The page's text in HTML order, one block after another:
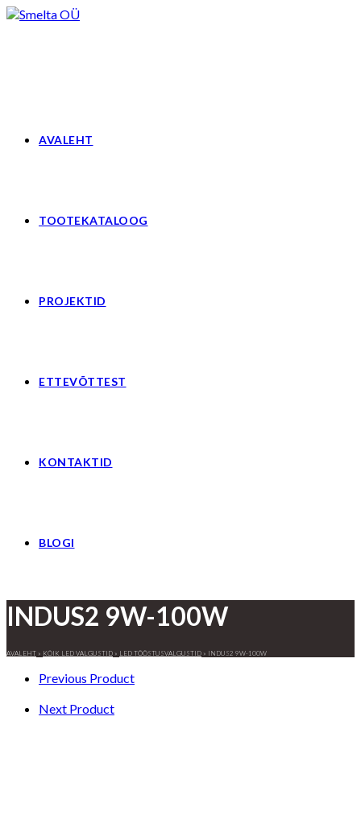
Skip
AVALEHT
TOOTEKATALOOG
PROJEKTID
ETTEVÕTTEST
KONTAKTID
BLOGI
INDUS2 9W-100W
AVALEHT » KÕIK LED VALGUSTID » LED TÖÖSTUSVALGUSTID » INDUS2 9W-100W
Previous Product
Next Product